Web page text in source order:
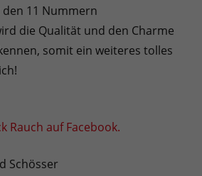
11 Nummern
die Qualität und den Charme
somit ein weiteres tolles
Rauch auf Facebook.
Schösser